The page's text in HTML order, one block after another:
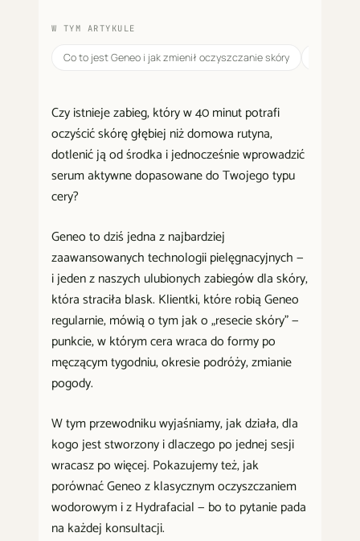
W TYM ARTYKULE
Co to jest Geneo i jak zmienił oczyszczanie skóry
Czy istnieje zabieg, który w 40 minut potrafi
oczyścić skórę głębiej niż domowa rutyna,
dotlenić ją od środka i jednocześnie wprowadzić
serum aktywne dopasowane do Twojego typu
cery?
Geneo to dziś jedna z najbardziej
zaawansowanych technologii pielęgnacyjnych —
i jeden z naszych ulubionych zabiegów dla skóry,
która straciła blask. Klientki, które robią Geneo
regularnie, mówią o tym jak o „resecie skóry" —
punkcie, w którym cera wraca do formy po
męczącym tygodniu, okresie podróży, zmianie
pogody.
W tym przewodniku wyjaśniamy, jak działa, dla
kogo jest stworzony i dlaczego po jednej sesji
wracasz po więcej. Pokazujemy też, jak
porównać Geneo z klasycznym oczyszczaniem
wodorowym i z Hydrafacial — bo to pytanie pada
na każdej konsultacji.